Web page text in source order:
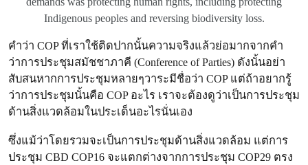
Indigenous peoples and reversing biodiversity loss.
คำว่า COP ที่เราใช้ติดปากนั้นความจริงแล้วย่อมากจากคำ
ว่าการประชุมสมัชชาภาคี (Conference of Parties) ดังนั้นอย่า
สับสนหากการประชุมหลายๆวาระมีชื่อว่า COP แต่ถ้าอยากรู้
ว่าการประชุมนั้นคือ COP อะไร เราจะต้องดูว่าเป็นการประชุม
ด้านสิ่งแวดล้อมในประเด็นอะไรนั่นเอง
ซึ่งแม้ว่าโดยรวมจะเป็นการประชุมด้านสิ่งแวดล้อม แต่การ
ประชุม CBD COP16 จะแตกต่างจากการประชุม COP29 ตรง